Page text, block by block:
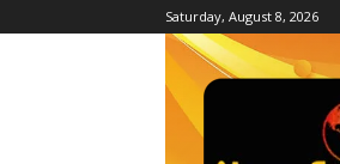
Saturday, August 8, 2026